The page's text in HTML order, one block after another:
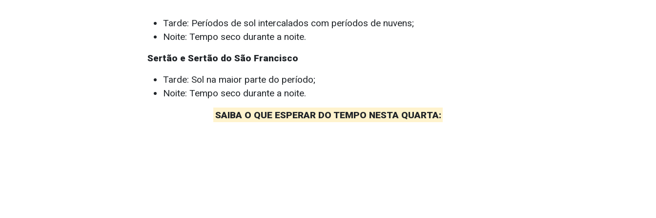
Tarde: Períodos de sol intercalados com períodos de nuvens;
Noite: Tempo seco durante a noite.
Sertão e Sertão do São Francisco
Tarde: Sol na maior parte do período;
Noite: Tempo seco durante a noite.
SAIBA O QUE ESPERAR DO TEMPO NESTA QUARTA: